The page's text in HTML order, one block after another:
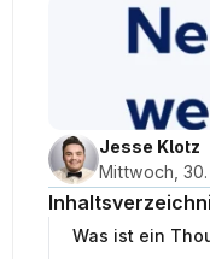
Jesse Klotz
Mittwoch,
Was ist ein